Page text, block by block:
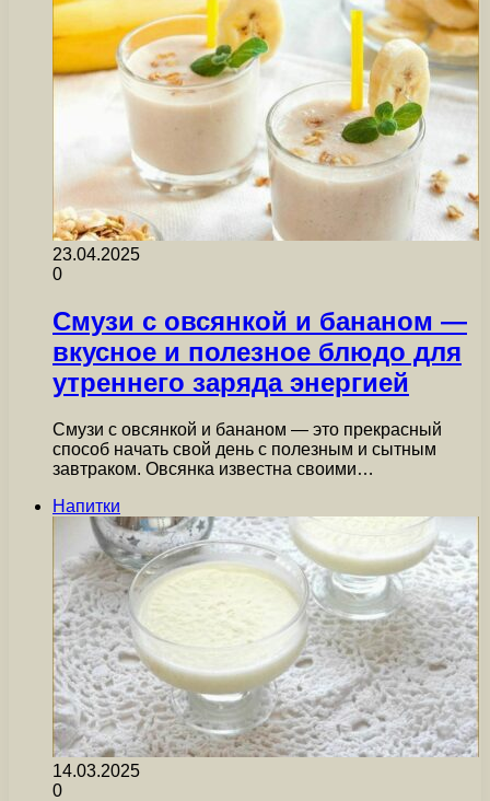
23.04.2025
0
Смузи с овсянкой и бананом —
вкусное и полезное блюдо для
утреннего заряда энергией
Смузи с овсянкой и бананом — это прекрасный
способ начать свой день с полезным и сытным
завтраком. Овсянка известна своими…
Напитки
14.03.2025
0